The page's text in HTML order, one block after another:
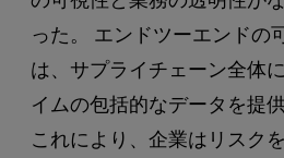
った。 エンドツーエンドの
は、サプライチェーン全体
イムの包括的なデータを提
これにより、企業はリスク